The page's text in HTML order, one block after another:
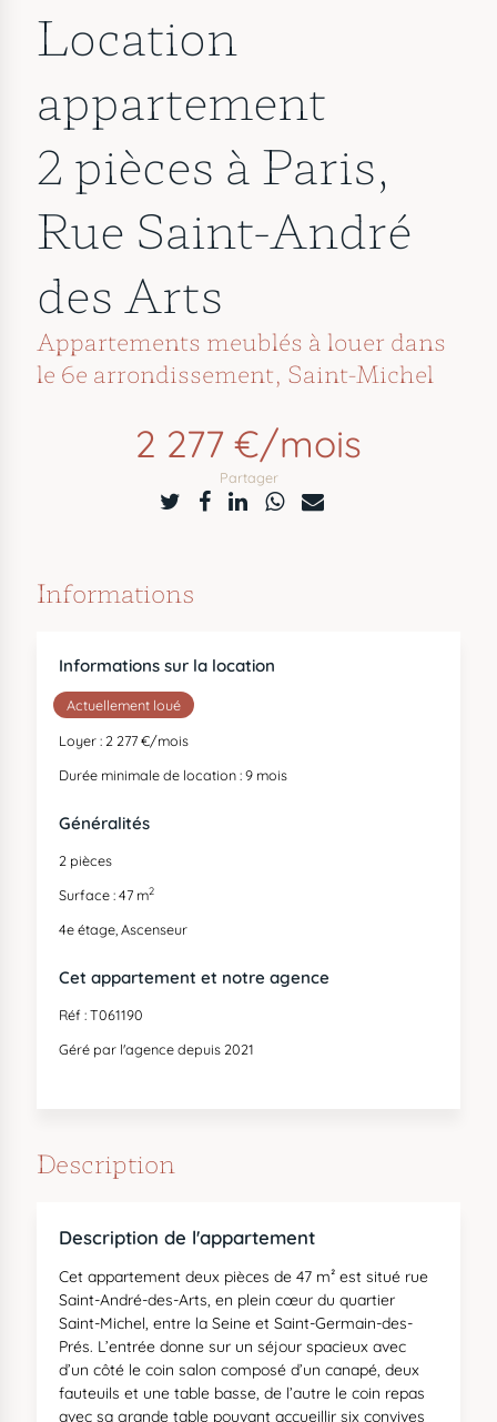
Location
appartement
2 pièces à Paris,
Rue Saint-André
des Arts
Appartements meublés à louer dans
le 6e arrondissement, Saint-Michel
2 277 €/mois
Partager
Informations
Informations sur la location
Actuellement loué
Loyer : 2 277 €/mois
Durée minimale de location : 9 mois
Généralités
2 pièces
Surface : 47 m2
4e étage, Ascenseur
Cet appartement et notre agence
Réf : T061190
Géré par l'agence depuis 2021
Description
Description de l'appartement
Cet appartement deux pièces de 47 m² est situé rue
Saint-André-des-Arts, en plein cœur du quartier
Saint-Michel, entre la Seine et Saint-Germain-des-
Prés. L’entrée donne sur un séjour spacieux avec
d’un côté le coin salon composé d’un canapé, deux
fauteuils et une table basse, de l’autre le coin repas
avec sa grande table pouvant accueillir six convives